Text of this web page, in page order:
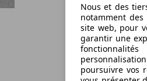
Nous et des
notamment
site web, pour
garantir une
poursuivre vos